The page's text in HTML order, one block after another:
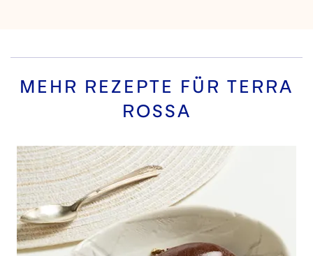
MEHR REZEPTE FÜR TERRA
ROSSA